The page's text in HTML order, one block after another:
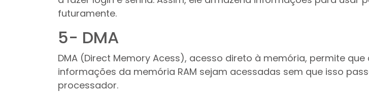
futuramente.
5- DMA
DMA (Direct Memory Acess), acesso direto à memória, permite que
informações da memória RAM sejam acessadas sem que isso
processador.